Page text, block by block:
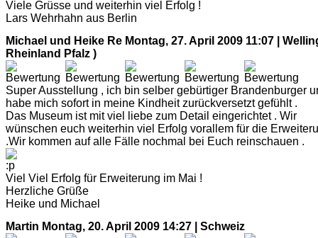
Viele Grüsse und weiterhin viel Erfolg !
Lars Wehrhahn aus Berlin
Michael und Heike Re Montag, 27. April 2009 11:07 |
Rheinland Pfalz )
Super Ausstellung , ich bin selber gebürtiger Brandenburger
habe mich sofort in meine Kindheit zurückversetzt gefühlt .
Das Museum ist mit viel liebe zum Detail eingerichtet . Wir
wünschen euch weiterhin viel Erfolg vorallem für die
.Wir kommen auf alle Fälle nochmal bei Euch reinschauen .
Viel Viel Erfolg für Erweiterung im Mai !
Herzliche Grüße
Heike und Michael
Martin Montag, 20. April 2009 14:27 | Schweiz